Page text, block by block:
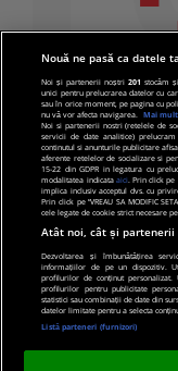
© 2019 PRO TV
de confidentialitate
Nouă ne pasă ca datele
Noi și partenerii noștri201 stocăm
unici pentru prelucrarea datelor cu
sau în orice moment, pe pagina cu
nu vă vor afecta navigarea.
Mai
Noi si partenerii nostri (retelele de
servicii de date analitice)
continutul si anunturile publicitare
aferente retelelor de socializare si
15-22 din GDPR in legatura cu
modalitatea indicata aici. Prin click pe
implica inclusiv acceptul dvs. cu
Prin click pe “VREAU SA MODIFIC
cele legate de cookie strict necesare
Atât noi, cât și
Dezvoltarea și îmbunătățirea
informațiilor de pe un dispozitiv.
profilurilor de conținut personalizat.
profilurilor pentru publicitate
statistici sau combinații de date din
datelor limitate pentru a selecta
Listă parteneri (furnizori)